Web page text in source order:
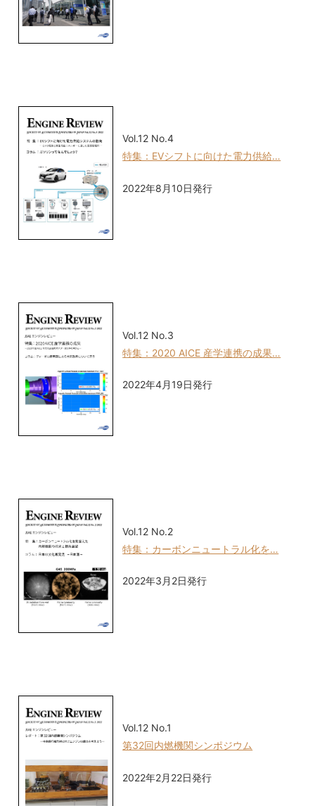
Vol.12 No.4
特集：EVシフトに向けた電力供給…
2022年8月10日発行
Vol.12 No.3
特集：2020 AICE 産学連携の成果…
2022年4月19日発行
Vol.12 No.2
特集：カーボンニュートラル化を…
2022年3月2日発行
Vol.12 No.1
第32回内燃機関シンポジウム
2022年2月22日発行